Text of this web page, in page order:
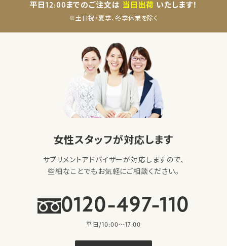
平日12:00までのご注文は 当日出荷 いたします！
※土日祝・夏季、冬季休業を除く
女性スタッフが対応します
サプリメントアドバイザーが対応しますので、
些細なことでもお気軽にご相談ください。
0120-497-110
平日/10:00〜17:00